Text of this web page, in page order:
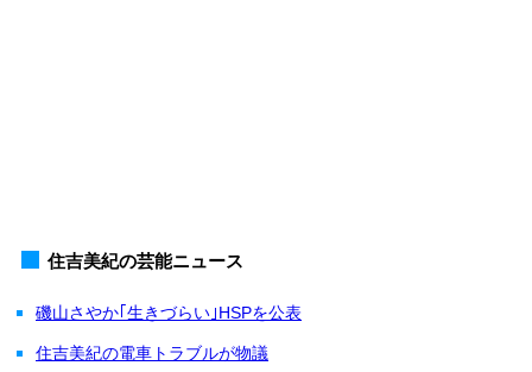
住吉美紀の芸能ニュース
磯山さやか｢生きづらい｣HSPを公表
住吉美紀の電車トラブルが物議